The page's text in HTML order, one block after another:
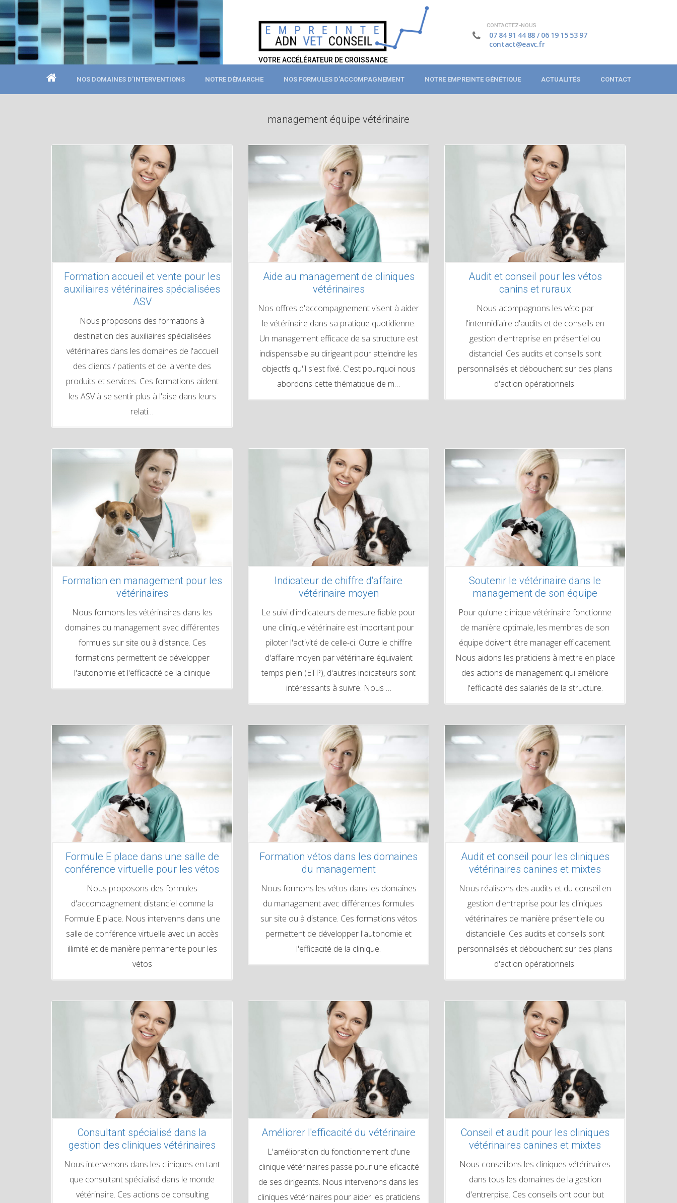
VOTRE ACCÉLÉRATEUR DE CROISSANCE
CONTACTEZ-NOUS
07 84 91 44 88 /06 19 15 53 97
contact@eavc.fr
NOS DOMAINES D'INTERVENTIONS NOTRE DÉMARCHE NOS FORMULES D'ACCOMPAGNEMENT NOTRE EMPREINTE GÉNÉTIQUE ACTUALITÉS CONTACT
management équipe vétérinaire
Formation accueil et vente pour les
auxiliaires vétérinaires spécialisées
ASV
Nous proposons des formations à
destination des auxiliaires spécialisées
vétérinaires dans les domaines de l'accueil
des clients / patients et de la vente des
produits et services. Ces formations aident
les ASV à se sentir plus à l'aise dans leurs
relati…
Aide au management de cliniques
vétérinaires
Nos offres d'accompagnement visent à aider
le vétérinaire dans sa pratique quotidienne.
Un management efficace de sa structure est
indispensable au dirigeant pour atteindre les
objectfs qu'il s'est fixé. C'est pourquoi nous
abordons cette thématique de m…
Audit et conseil pour les vétos
canins et ruraux
Nous acompagnons les véto par
l'intermidiaire d'audits et de conseils en
gestion d'entreprise en présentiel ou
distanciel. Ces audits et conseils sont
personnalisés et débouchent sur des plans
d'action opérationnels.
Formation en management pour les
vétérinaires
Nous formons les vétérinaires dans les
domaines du management avec différentes
formules sur site ou à distance. Ces
formations permettent de développer
l'autonomie et l'efficacité de la clinique
Indicateur de chiffre d'affaire
vétérinaire moyen
Le suivi d'indicateurs de mesure fiable pour
une clinique vétérinaire est important pour
piloter l'activité de celle-ci. Outre le chiffre
d'affaire moyen par vétérinaire équivalent
temps plein (ETP), d'autres indicateurs sont
intéressants à suivre. Nous …
Soutenir le vétérinaire dans le
management de son équipe
Pour qu'une clinique vétérinaire fonctionne
de manière optimale, les membres de son
équipe doivent étre manager efficacement.
Nous aidons les praticiens à mettre en place
des actions de management qui améliore
l'efficacité des salariés de la structure.
Formule E place dans une salle de
conférence virtuelle pour les vétos
Nous proposons des formules
d'accompagnement distanciel comme la
Formule E place. Nous intervenns dans une
salle de conférence virtuelle avec un accès
illimité et de manière permanente pour les
vétos
Formation vétos dans les domaines
du management
Nous formons les vétos dans les domaines
du management avec différentes formules
sur site ou à distance. Ces formations vétos
permettent de développer l'autonomie et
l'efficacité de la clinique.
Audit et conseil pour les cliniques
vétérinaires canines et mixtes
Nous réalisons des audits et du conseil en
gestion d'entreprise pour les cliniques
vétérinaires de manière présentielle ou
distancielle. Ces audits et conseils sont
personnalisés et débouchent sur des plans
d'action opérationnels.
Consultant spécialisé dans la
gestion des cliniques vétérinaires
Nous intervenons dans les cliniques en tant
que consultant spécialisé dans le monde
vétérinaire. Ces actions de consulting
Améliorer l'efficacité du vétérinaire
L'amélioration du fonctionnement d'une
clinique vétérinaires passe pour une eficacité
de ses dirigeants. Nous intervenons dans les
cliniques vétérinaires pour aider les praticiens
Conseil et audit pour les cliniques
vétérinaires canines et mixtes
Nous conseillons les cliniques vétérinaires
dans tous les domaines de la gestion
d'entrerpise. Ces conseils ont pour but